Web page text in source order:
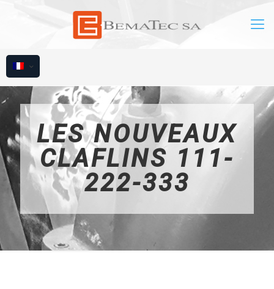
LES NOUVEAUX
CLAFLINS 111-
222-333